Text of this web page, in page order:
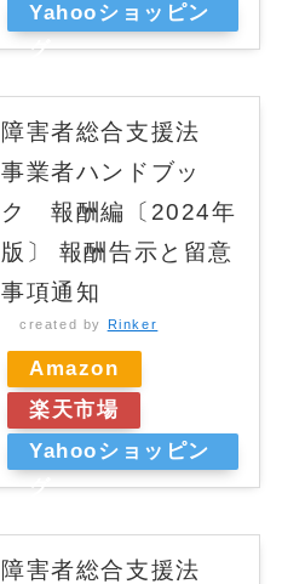
Yahooショッピン
グ
障害者総合支援法
事業者ハンドブッ
ク 報酬編〔2024年
版〕 報酬告示と留意
事項通知
created by Rinker
Amazon
楽天市場
Yahooショッピン
グ
障害者総合支援法